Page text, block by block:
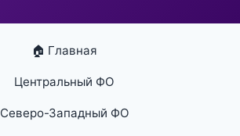
🏠 Главная
Центральный ФО
Северо-Западный ФО